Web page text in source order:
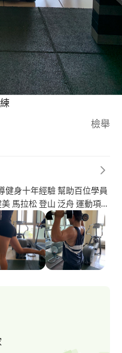
檢舉
健身十年經驗 幫助百位學員
馬拉松 登山 泛舟 運動項目